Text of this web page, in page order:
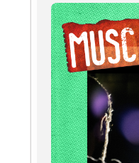
Municipal
como objetivo a
e permitir aos
aceder e
assim como,
discussões
e as temáticas
Workshop
Pedro Alves